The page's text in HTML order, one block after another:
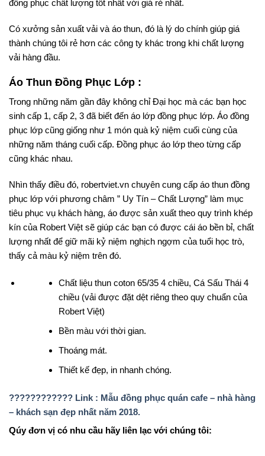
đồng phục chất lượng tốt nhất với giá rẻ nhất.
Có xưởng sản xuất vải và áo thun, đó là lý do chính giúp giá
thành chúng tôi rẻ hơn các công ty khác trong khi chất lượng
vải hàng đầu.
Áo Thun Đồng Phục Lớp :
Trong những năm gần đây không chỉ Đại học mà các bạn học
sinh cấp 1, cấp 2, 3 đã biết đến áo lớp đồng phục lớp. Áo đồng
phục lớp cũng giống như 1 món quà kỷ niệm cuối cùng của
những năm tháng cuối cấp. Đồng phục áo lớp theo từng cấp
cũng khác nhau.
Nhìn thấy điều đó, robertviet.vn chuyên cung cấp áo thun đồng
phục lớp với phương châm ” Uy Tín – Chất Lượng” làm mục
tiêu phục vụ khách hàng, áo được sản xuất theo quy trình khép
kín của Robert Việt sẽ giúp các bạn có được cái áo bền bỉ, chất
lượng nhất để giữ mãi kỷ niệm nghịch ngợm của tuổi học trò,
thấy cả màu kỷ niệm trên đó.
Chất liệu thun coton 65/35 4 chiều, Cá Sấu Thái 4
chiều (vải được đặt dệt riêng theo quy chuẩn của
Robert Việt)
Bền màu với thời gian.
Thoáng mát.
Thiết kế đẹp, in nhanh chóng.
???????????? Link : Mẫu đồng phục quán cafe – nhà hàng
– khách sạn đẹp nhất năm 2018.
Qúy đơn vị có nhu cầu hãy liên lạc với chúng tôi: